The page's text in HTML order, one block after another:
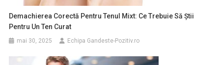
Demachierea Corectă Pentru Tenul Mixt: Ce Trebuie Să Știi
Pentru Un Ten Curat
mai 30, 2025 Echipa Gandeste-Pozitiv.ro